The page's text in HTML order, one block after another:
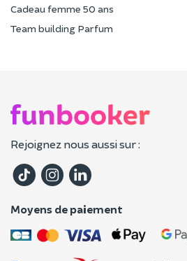
Cadeau femme 50 ans
Team building Parfum
Rejoignez nous aussi sur :
Moyens de paiement